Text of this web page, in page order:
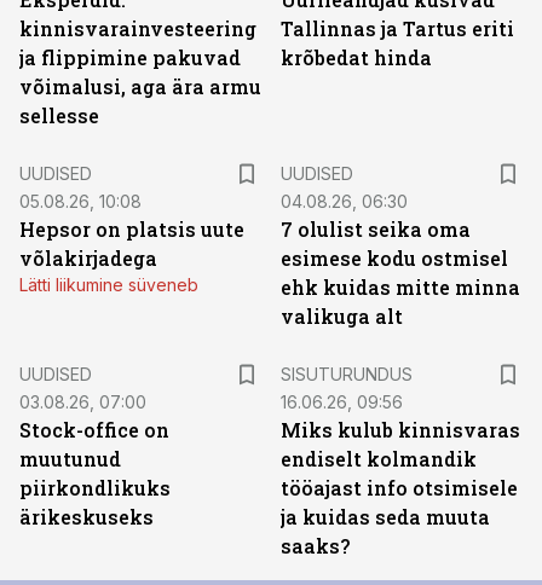
kinnisvarainvesteering
ja flippimine pakuvad
võimalusi, aga ära armu
sellesse
Tallinnas ja Tartus eriti
krõbedat hinda
UUDISED
05.08.26, 10:08
Hepsor on platsis uute
võlakirjadega
Lätti liikumine süveneb
UUDISED
04.08.26, 06:30
7 olulist seika oma
esimese kodu ostmisel
ehk kuidas mitte minna
valikuga alt
UUDISED
03.08.26, 07:00
Stock-office on
muutunud
piirkondlikuks
ärikeskuseks
SISUTURUNDUS
16.06.26, 09:56
Miks kulub kinnisvaras
endiselt kolmandik
tööajast info otsimisele
ja kuidas seda muuta
saaks?